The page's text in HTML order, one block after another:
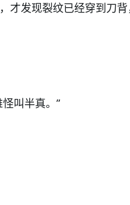
发现裂纹已经穿到刀背
叫半真。”